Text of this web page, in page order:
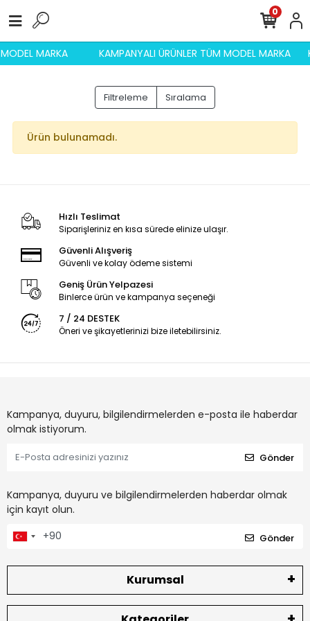
MARKA KAMPANYALI ÜRÜNLER TÜM MODEL MARKA
0
Filtreleme Sıralama
Ürün bulunamadı.
Hızlı Teslimat
Siparişleriniz en kısa sürede elinize ulaşır.
Güvenli Alışveriş
Güvenli ve kolay ödeme sistemi
Geniş Ürün Yelpazesi
Binlerce ürün ve kampanya seçeneği
7 / 24 DESTEK
Öneri ve şikayetlerinizi bize iletebilirsiniz.
Kampanya, duyuru, bilgilendirmelerden e-posta ile haberdar
olmak istiyorum.
Gönder
Kampanya, duyuru ve bilgilendirmelerden haberdar olmak
için kayıt olun.
Gönder
Kurumsal